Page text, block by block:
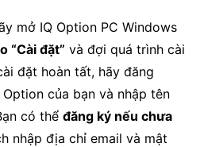
mở IQ Option PC Windows
“Cài đặt” và đợi quá trình cài
đặt hoàn tất, hãy đăng
của bạn và nhập tên
có thể đăng ký nếu chưa
nhập địa chỉ email và mật